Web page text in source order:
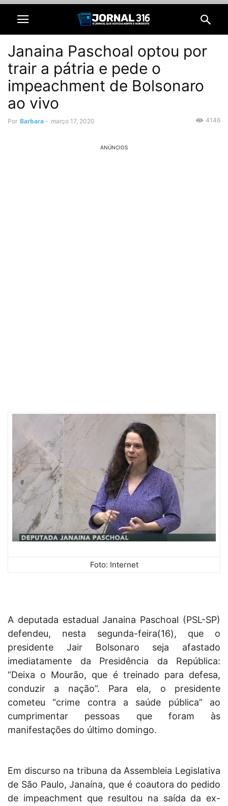
Janaina Paschoal optou por
trair a pátria e pede o
impeachment de Bolsonaro
ao vivo
Por Barbara - março 17, 2020 4146
ANÚNCIOS
Foto: Internet
A deputada estadual Janaina Paschoal (PSL-SP)
defendeu, nesta segunda-feira(16), que o
presidente Jair Bolsonaro seja afastado
imediatamente da Presidência da República:
“Deixa o Mourão, que é treinado para defesa,
conduzir a nação”. Para ela, o presidente
cometeu “crime contra a saúde pública” ao
cumprimentar pessoas que foram às
manifestações do último domingo.
Em discurso na tribuna da Assembleia Legislativa
de São Paulo, Janaína, que é coautora do pedido
de impeachment que resultou na saída da ex-